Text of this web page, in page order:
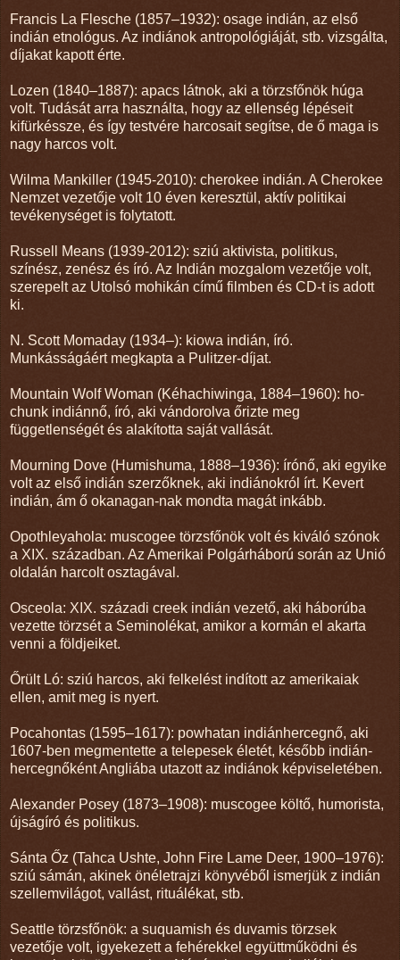
Francis La Flesche (1857–1932): osage indián, az első
indián etnológus. Az indiánok antropológiáját, stb. vizsgálta,
díjakat kapott érte.
Lozen (1840–1887): apacs látnok, aki a törzsfőnök húga
volt. Tudását arra használta, hogy az ellenség lépéseit
kifürkéssze, és így testvére harcosait segítse, de ő maga is
nagy harcos volt.
Wilma Mankiller (1945-2010): cherokee indián. A Cherokee
Nemzet vezetője volt 10 éven keresztül, aktív politikai
tevékenységet is folytatott.
Russell Means (1939-2012): sziú aktivista, politikus,
színész, zenész és író. Az Indián mozgalom vezetője volt,
szerepelt az Utolsó mohikán című filmben és CD-t is adott
ki.
N. Scott Momaday (1934–): kiowa indián, író.
Munkásságáért megkapta a Pulitzer-díjat.
Mountain Wolf Woman (Kéhachiwinga, 1884–1960): ho-
chunk indiánnő, író, aki vándorolva őrizte meg
függetlenségét és alakította saját vallását.
Mourning Dove (Humishuma, 1888–1936): írónő, aki egyike
volt az első indián szerzőknek, aki indiánokról írt. Kevert
indián, ám ő okanagan-nak mondta magát inkább.
Opothleyahola: muscogee törzsfőnök volt és kiváló szónok
a XIX. században. Az Amerikai Polgárháború során az Unió
oldalán harcolt osztagával.
Osceola: XIX. századi creek indián vezető, aki háborúba
vezette törzsét a Seminolékat, amikor a kormán el akarta
venni a földjeiket.
Őrült Ló: sziú harcos, aki felkelést indított az amerikaiak
ellen, amit meg is nyert.
Pocahontas (1595–1617): powhatan indiánhercegnő, aki
1607-ben megmentette a telepesek életét, később indián-
hercegnőként Angliába utazott az indiánok képviseletében.
Alexander Posey (1873–1908): muscogee költő, humorista,
újságíró és politikus.
Sánta Őz (Tahca Ushte, John Fire Lame Deer, 1900–1976):
sziú sámán, akinek önéletrajzi könyvéből ismerjük z indián
szellemvilágot, vallást, rituálékat, stb.
Seattle törzsfőnök: a suquamish és duvamis törzsek
vezetője volt, igyekezett a fehérekkel együttműködni és